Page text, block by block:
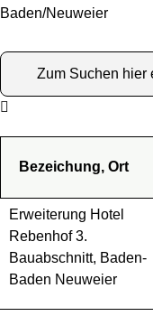
Baden/Neuweier
Bezeichung, Ort
Erweiterung Hotel
Rebenhof 3.
Bauabschnitt, Baden-
Baden Neuweier